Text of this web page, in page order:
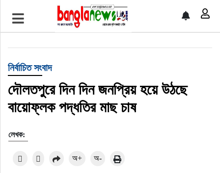
টপ নিউজ
ইন্টারন্যাশনাল
সিলেট বিভাগ
স্পোর্টস
মার্কিন যুক্তরাষ্ট্র
নির্বাচিত সংবাদ
দৌলতপুরে দিন দিন জনপ্রিয় হয়ে উঠছে
বায়োফ্লক পদ্ধতির মাছ চাষ
লেখক:
অ+ অ-